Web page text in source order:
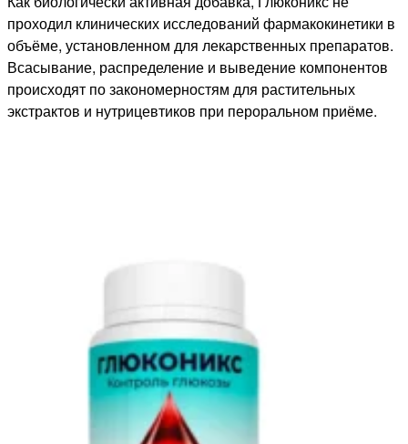
проходил клинических исследований фармакокинетики в
объёме, установленном для лекарственных препаратов.
Всасывание, распределение и выведение компонентов
происходят по закономерностям для растительных
экстрактов и нутрицевтиков при пероральном приёме.